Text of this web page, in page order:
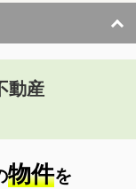
動産
物件を